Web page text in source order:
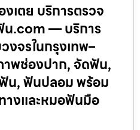
เตย บริการตรวจ
น.com — บริการ
จรในกรุงเทพ–
พช่องปาก, จัดฟัน,
น, ฟันปลอม พร้อม
างและหมอฟันมือ